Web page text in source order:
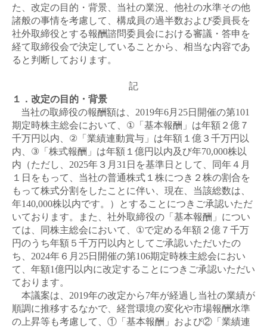
た、改定の目的・背景、当社の業況、他社の水準その他
諸般の事情を考慮して、構成員の過半数および委員長を
社外取締役とする報酬諮問委員会における審議・答申を
経て取締役会で決定していることから、相当な内容であ
ると判断しております。
記
１．改定の目的・背景
当社の取締役の報酬額は、 2019年6月 25日開催の第101
期定時株主総会において、 ① 「基本報酬」は年額２億７
千万円以内、 ② 「業績連動賞与」は年額１億３千万円以
内、 ③ 「株式報酬」は年額１億円以内及び年70,000株以
内（ただし、 2025年３月 31 日を基準日として、同年４月
１日をもって、当社の普通株式１株につき２株の割合を
もって株式分割をしたことに伴い、現在、当該総数は、
年140,000株以内です。）とすることにつきご承認いただ
いております。また、社外取締役の「基本報酬」につい
ては、同株主総会において、 ①で定める年額２億７千万
円のうち年額５千万円以内としてご承認いただいたの
ち、 2024年６月 25日開催の第106期定時株主総会におい
て、年額1億円以内に改定することにつきご承認いただい
ております。
本議案は、 2019年の改定から7年が経過し当社の業績が
順調に推移するなかで、経営環境の変化や市場報酬水準
の上昇等も考慮して、①「基本報酬」および②「業績連